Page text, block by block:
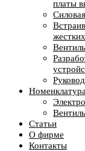
платы
Номенклатура
Статьи
О фирме
Контакты